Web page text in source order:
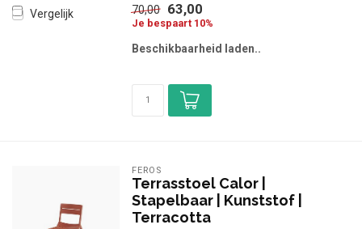
Vergelijk 70,00 63,00
Je bespaart 10%
Beschikbaarheid laden..
FEROS
Terrasstoel Calor |
Stapelbaar | Kunststof |
Terracotta